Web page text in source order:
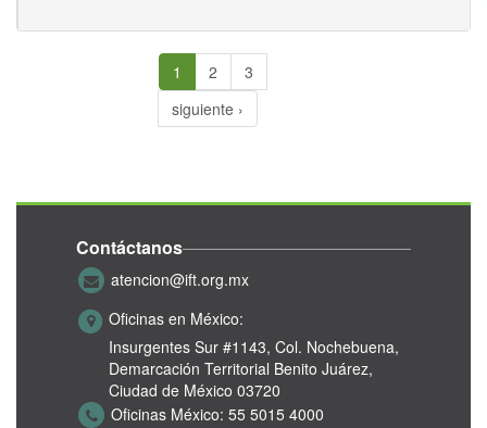
1 2
3
siguiente ›
Contáctanos
atencion@ift.org.mx
Oficinas en México:
Insurgentes Sur #1143, Col. Nochebuena,
Demarcación Territorial Benito Juárez,
Ciudad de México 03720
Oficinas México: 55 5015 4000